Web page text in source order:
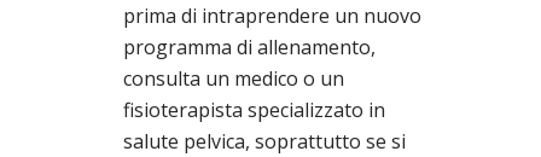
prima di intraprendere un nuovo
programma di allenamento,
consulta un medico o un
fisioterapista specializzato in
salute pelvica, soprattutto se si